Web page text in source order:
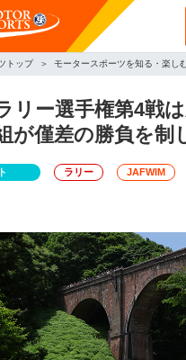
トップ モータースポーツを知る・楽し
リー選手権第4戦
が僅差の勝負を制
ラリー JAFWIM